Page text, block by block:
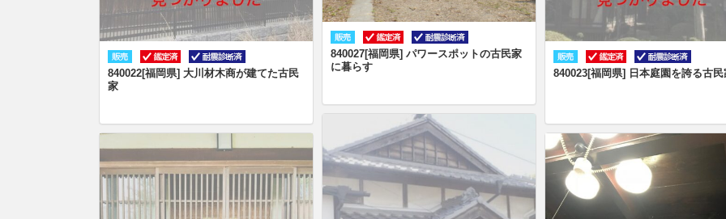
840027[福岡県] パワースポットの古民家
に暮らす
840022[福岡県] 大川材木商が建てた古民
家
840023[福岡県] 日本庭園を誇る古民